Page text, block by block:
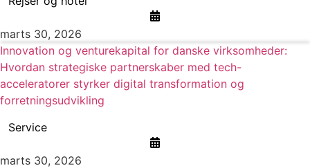
marts 30, 2026
Innovation og venturekapital for danske virksomheder:
Hvordan strategiske partnerskaber med tech-
acceleratorer styrker digital transformation og
forretningsudvikling
Service
marts 30, 2026